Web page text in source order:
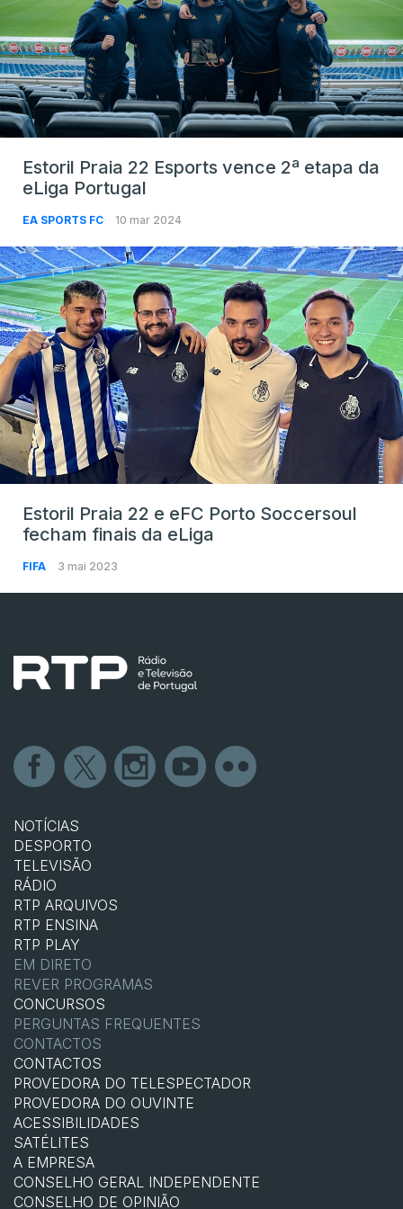
Estoril Praia 22 Esports vence 2ª etapa da
eLiga Portugal
EA SPORTS FC 10 mar 2024
Estoril Praia 22 e eFC Porto Soccersoul
fecham finais da eLiga
FIFA 3 mai 2023
NOTÍCIAS
DESPORTO
TELEVISÃO
RÁDIO
RTP ARQUIVOS
RTP ENSINA
RTP PLAY
EM DIRETO
REVER PROGRAMAS
CONCURSOS
PERGUNTAS FREQUENTES
CONTACTOS
CONTACTOS
PROVEDORA DO TELESPECTADOR
PROVEDORA DO OUVINTE
ACESSIBILIDADES
SATÉLITES
A EMPRESA
CONSELHO GERAL INDEPENDENTE
CONSELHO DE OPINIÃO